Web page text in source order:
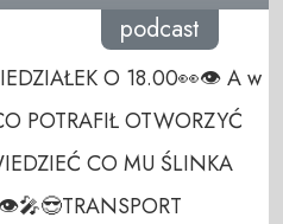
podcast
O 18.00👀👁️ A w
POTRAFIŁ OTWORZYĆ
CO MU ŚLINKA